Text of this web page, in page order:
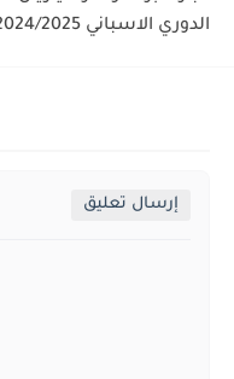
الدوري الاسباني 2024/2025
إرسال تعليق